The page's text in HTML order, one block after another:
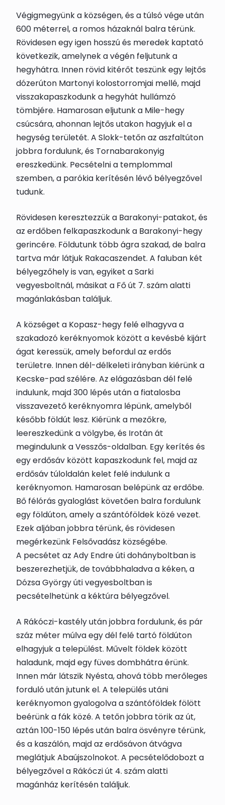
Végigmegyünk a községen, és a túlsó vége után
600 méterrel, a romos házaknál balra térünk.
Rövidesen egy igen hosszú és meredek kaptató
következik, amelynek a végén feljutunk a
hegyhátra. Innen rövid kitérőt teszünk egy lejtős
dózerúton Martonyi kolostorromjai mellé, majd
visszakapaszkodunk a hegyhát hullámzó
tömbjére. Hamarosan eljutunk a Mile-hegy
csúcsára, ahonnan lejtős utakon hagyjuk el a
hegység területét. A Slokk-tetőn az aszfaltúton
jobbra fordulunk, és Tornabarakonyig
ereszkedünk. Pecsételni a templommal
szemben, a parókia kerítésén lévő bélyegzővel
tudunk.
Rövidesen keresztezzük a Barakonyi-patakot, és
az erdőben felkapaszkodunk a Barakonyi-hegy
gerincére. Földutunk több ágra szakad, de balra
tartva már látjuk Rakacaszendet. A faluban két
bélyegzőhelyis van, egyiket a Sarki
vegyesboltnál, másikat a Fő út 7. szám alatti
magánlakásban találjuk.
A községet a Kopasz-hegy felé elhagyva a
szakadozó keréknyomok között a kevésbé kijárt
ágat keressük, amely befordul az erdős
területre. Innen dél-délkeleti irányban kiérünk a
Kecske-pad szélére. Az elágazásban dél felé
indulunk, majd 300 lépés után a fiatalosba
visszavezető keréknyomra lépünk, amelyből
később földút lesz. Kiérünk a mezőkre,
leereszkedünk a völgybe, és Irotán át
megindulunk a Vesszős-oldalban. Egy kerítés és
egy erdősáv között kapaszkodunk fel, majd az
erdősáv túloldalán kelet felé indulunk a
keréknyomon. Hamarosan belépünk az erdőbe.
Bő félórás gyaloglást követően balra fordulunk
egy földúton, amely a szántóföldek közé vezet.
Ezek aljában jobbra térünk, és rövidesen
megérkezünk Felsővadász községébe.
A pecsétet az Ady Endre úti dohányboltban is
beszerezhetjük, de továbbhaladva a kéken, a
Dózsa György úti vegyesboltban is
pecsételhetünk a kéktúra bélyegzővel.
A Rákóczi-kastély után jobbra fordulunk, és pár
száz méter múlva egy dél felé tartó földúton
elhagyjuk a települést. Művelt földek között
haladunk, majd egy füves dombhátra érünk.
Innen már látszik Nyésta, ahová több merőleges
forduló után jutunk el. A település utáni
keréknyomon gyalogolva a szántóföldek fölött
beérünk a fák közé. A tetőn jobbra törik az út,
aztán 100-150 lépés után balra ösvényre térünk,
és a kaszálón, majd az erdősávon átvágva
meglátjukAbaújszolnokot. A pecsételődobozt a
bélyegzővel a Rákóczi út 4. szám alatti
magánház kerítésén találjuk.